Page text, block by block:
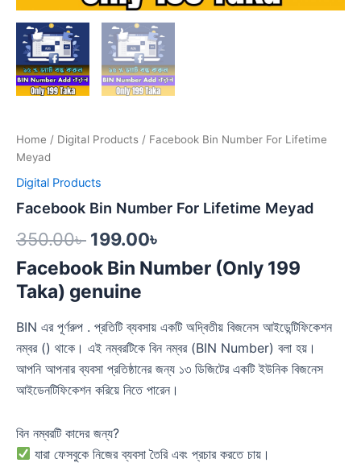
Home / Digital Products / Facebook Bin Number For Lifetime
Meyad
Digital Products
Facebook Bin Number For Lifetime Meyad
350.00৳ 199.00৳
Facebook Bin Number (Only 199
Taka) genuine
BIN এর পূর্ণরুপ . প্রতিটি ব্যবসায় একটি অদ্বিতীয় বিজনেস আইডেন্টিফিকেশন
নম্বর () থাকে। এই নম্বরটিকে বিন নম্বর (BIN Number) বলা হয়।
আপনি আপনার ব্যবসা প্রতিষ্ঠানের জন্য ১৩ ডিজিটের একটি ইউনিক বিজনেস
আইডেনটিফিকেশন করিয়ে নিতে পারেন।
বিন নম্বরটি কাদের জন্য?
যারা ফেসবুকে নিজের ব্যবসা তৈরি এবং প্রচার করতে চায়।